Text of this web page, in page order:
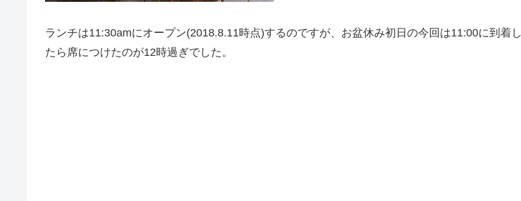
ランチは11:30amにオープン(2018.8.11時点)するのですが、お盆休み初日の今回は11:00に到着し
たら席につけたのが12時過ぎでした。